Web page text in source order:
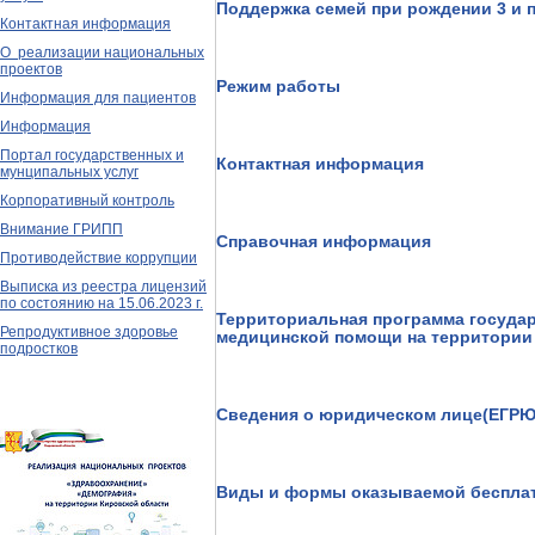
Контактная информация
О реализации национальных
проектов
Информация для пациентов
Информация
Портал государственных и
мунципальных услуг
Корпоративный контроль
Внимание ГРИПП
Противодействие коррупции
Выписка из реестра лицензий
по состоянию на 15.06.2023 г.
Репродуктивное здоровье
подростков
Поддержка семей при рождении 3 и
Режим работы
Контактная информация
Справочная информация
Территориальная программа
медицинской помощи на
Сведения о юридическом
Виды и формы оказываемой